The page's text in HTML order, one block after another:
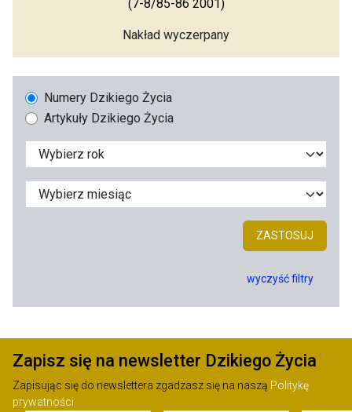
(7-8/85-86 2001)
Nakład wyczerpany
Numery Dzikiego Życia
Artykuły Dzikiego Życia
ZASTOSUJ
wyczyść filtry
Zapisz się na newsletter Dzikiego Życia
Zapisując się do newslettera zgadzasz się na naszą Politykę
prywatności